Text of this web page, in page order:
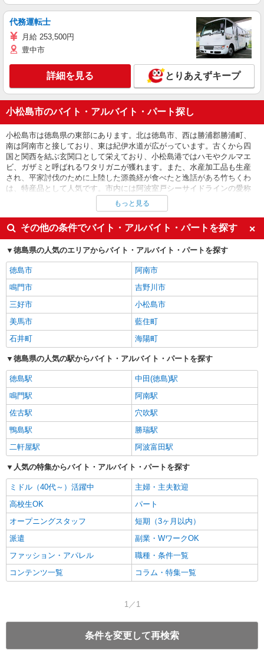
代務運転士
月給 253,500円
豊中市
詳細を見る とりあえずキープ
小松島市のバイト・アルバイト・パート探し
小松島市は徳島県の東部にあります。北は徳島市、西は勝浦郡勝浦町、
南は阿南市と接しており、東は紀伊水道が広がっています。古くから四
国と関西を結ぶ玄関口として栄えており、小松島港ではハモやクルマエ
ビ、ガザミと呼ばれるワタリガニが獲れます。また、水産加工品も生産
され、平家討伐のために上陸した源義経が食べたと逸話がある竹ちくわ
は、特産品として人気です。市内には阿波室戸シーサイドラインの愛称
がついたＪＲ牟岐線が通っています。鉄道に並行して市の中心を国道５
５号、海側を徳島県道１２０号徳島小松島線が縦断しています。ほかに
も県道、一般県道が数多く整備されており、自家用車やバスを利用して
市内外をスムーズに移動できます。県道１２０号沿いには大型の病院が
立地しており、その周辺にはホームセンター、衣料量販店、靴屋、ドラ
ッグストア、１００円ショップ、コンビニ、スーパー、カフェ、ファミ
レス、食堂などの飲食店が立ち並んでいます。国道５５号沿いにも商業
施設があり、ショッピングモール、携帯電話販売店、家電量販店、ガソ
リンスタンド、ディスカウントストア、パチンコ店、ファーストフード
店、レストランがあります。そのため長期・短期の販売員、接客・案内
スタッフ、薬剤師、ホールスタッフ、清掃スタッフ、施設警備員、調理
スタッフのバイトが充実しています。また、病院には保育園が設置され
ており、保育士、看護師の募集もあります。小松島市はサービス業の就
業者が増加しましたが、農業も盛んに行われています。特におがくずな
どに栄養素を混ぜて固めた菌床の中で育てられた菌床シイタケが有名
で、全国でもトップクラスの出荷量です。市内には生椎茸の選別・荷
造、椎茸作業補助員の求人も見つかります。小松島市には「金長物語」
という伝説が残されています。命を救ってもらった狸が恩を返すために
不思議な力で人間の店を繁盛させた物語で、市内には狸たちの銅像が立
てられており、さまざまな場所で出会うことができます。
もっと見る
その他の条件でバイト・アルバイト・パートを探す
徳島県の人気のエリアからバイト・アルバイト・パートを探す
徳島市
阿南市
鳴門市
吉野川市
三好市
小松島市
美馬市
藍住町
石井町
海陽町
徳島県の人気の駅からバイト・アルバイト・パートを探す
徳島駅
中田(徳島)駅
鳴門駅
阿南駅
佐古駅
穴吹駅
鴨島駅
勝瑞駅
二軒屋駅
阿波富田駅
人気の特集からバイト・アルバイト・パートを探す
ミドル（40代～）活躍中
主婦・主夫歓迎
高校生OK
パート
オープニングスタッフ
短期（3ヶ月以内）
派遣
副業・WワークOK
ファッション・アパレル
職種・条件一覧
コンテンツ一覧
コラム・特集一覧
1／1
条件を変更して再検索